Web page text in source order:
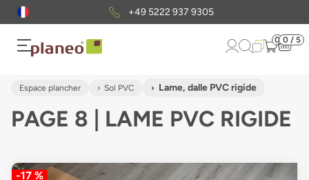
Envoi gratuit d'échantillons
0 0 / 5
Espace plancher Sol PVC Lame, dalle PVC rigide
PAGE 8 | LAME PVC RIGIDE
-17 %